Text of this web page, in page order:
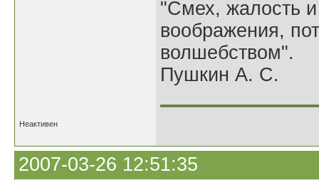
"Смех, жалость
воображения,
волшебством".
Пушкин А. С.
Неактивен
2007-03-26 12:51:35